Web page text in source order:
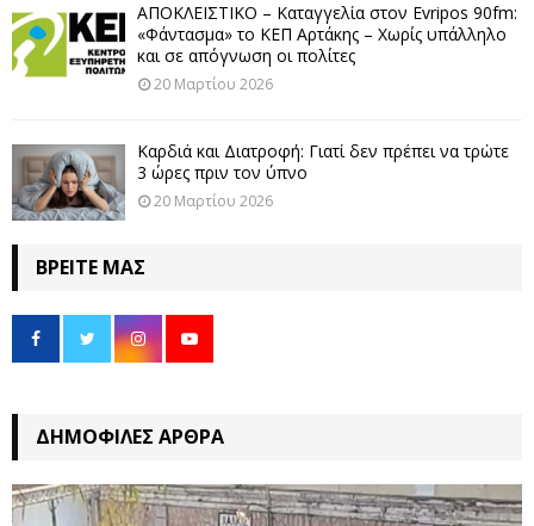
ΑΠΟΚΛΕΙΣΤΙΚΟ – Καταγγελία στον Evripos 90fm:
«Φάντασμα» το ΚΕΠ Αρτάκης – Χωρίς υπάλληλο
και σε απόγνωση οι πολίτες
20 Μαρτίου 2026
Καρδιά και Διατροφή: Γιατί δεν πρέπει να τρώτε
3 ώρες πριν τον ύπνο
20 Μαρτίου 2026
ΒΡΕΊΤΕ ΜΑΣ
ΔΗΜΟΦΙΛΈΣ ΆΡΘΡΑ